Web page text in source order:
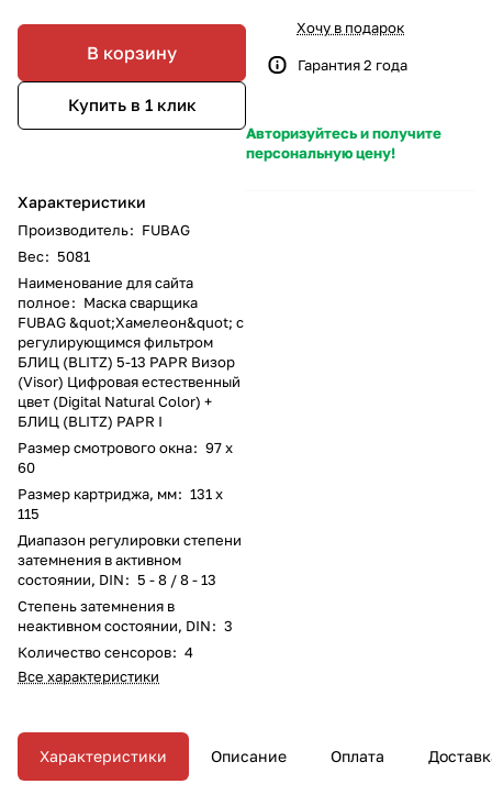
В корзину
Купить в 1 клик
Характеристики
Производитель: FUBAG
Вес: 5081
Наименование для сайта
полное: Маска сварщика
FUBAG &quot;Хамелеон&quot; с
регулирующимся фильтром
БЛИЦ (BLITZ) 5-13 PAPR Визор
(Visor) Цифровая естественный
цвет (Digital Natural Color) +
БЛИЦ (BLITZ) PAPR I
Размер смотрового окна: 97 x
60
Размер картриджа, мм: 131 х
115
Диапазон регулировки степени
затемнения в активном
состоянии, DIN: 5 - 8 / 8 - 13
Степень затемнения в
неактивном состоянии, DIN: 3
Количество сенсоров: 4
Все характеристики
Хочу в подарок
Гарантия 2 года
Авторизуйтесь и получите
персональную цену!
Характеристики Описание Оплата